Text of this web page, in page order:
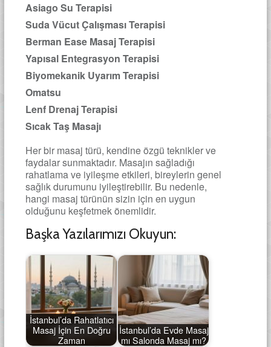
Asiago Su Terapisi
Suda Vücut Çalışması Terapisi
Berman Ease Masaj Terapisi
Yapısal Entegrasyon Terapisi
Biyomekanik Uyarım Terapisi
Omatsu
Lenf Drenaj Terapisi
Sıcak Taş Masajı
Her bir masaj türü, kendine özgü teknikler ve
faydalar sunmaktadır. Masajın sağladığı
rahatlama ve iyileşme etkileri, bireylerin genel
sağlık durumunu iyileştirebilir. Bu nedenle,
hangi masaj türünün sizin için en uygun
olduğunu keşfetmek önemlidir.
Başka Yazılarımızı Okuyun:
İstanbul’da Rahatlatıcı
Masaj İçin En Doğru
Zaman
İstanbul’da Evde Masaj
mı Salonda Masaj mı?